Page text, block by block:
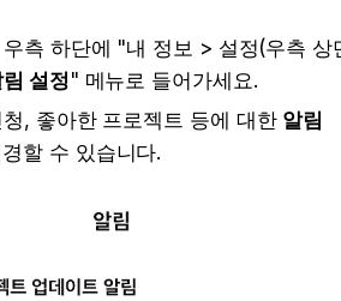
측 하단에 "내 정보 > 설정(우측 상
설정" 메뉴로 들어가세요.
, 좋아한 프로젝트 등에 대한 알림
할 수 있습니다.